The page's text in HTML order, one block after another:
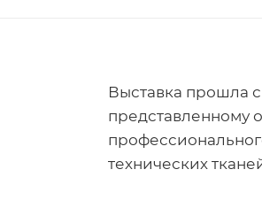
Выставка прошла
представленному
технических